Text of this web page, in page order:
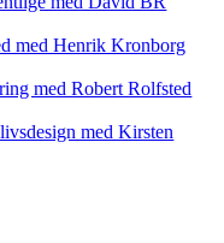
med Henrik Kronborg
med Robert Rolfsted
med Kirsten